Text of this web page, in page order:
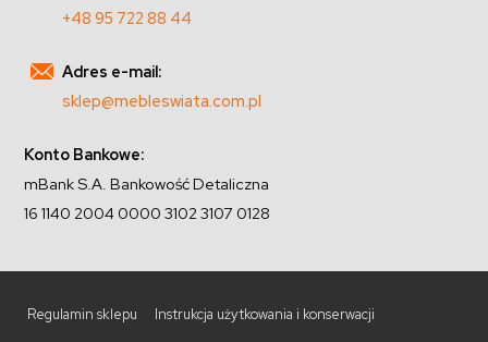
+48 95 722 88 44
Adres e-mail:
sklep@mebleswiata.com.pl
Konto Bankowe:
mBank S.A. Bankowość Detaliczna
16 1140 2004 0000 3102 3107 0128
Regulamin sklepu Instrukcja użytkowania i konserwacji